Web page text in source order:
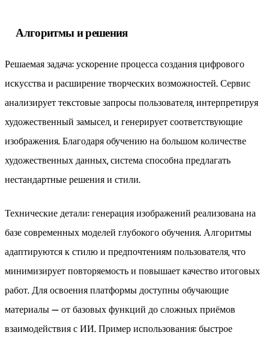
Алгоритмы и решения
Решаемая задача: ускорение процесса создания цифрового
искусства и расширение творческих возможностей. Сервис
анализирует текстовые запросы пользователя, интерпретируя
художественный замысел, и генерирует соответствующие
изображения. Благодаря обучению на большом количестве
художественных данных, система способна предлагать
нестандартные решения и стили.
Технические детали: генерация изображений реализована на
базе современных моделей глубокого обучения. Алгоритмы
адаптируются к стилю и предпочтениям пользователя, что
минимизирует повторяемость и повышает качество итоговых
работ. Для освоения платформы доступны обучающие
материалы — от базовых функций до сложных приёмов
взаимодействия с ИИ. Пример использования: быстрое